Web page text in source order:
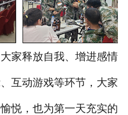
释放自我、增进感情
互动游戏等环节，大家
悦，也为第一天充实的